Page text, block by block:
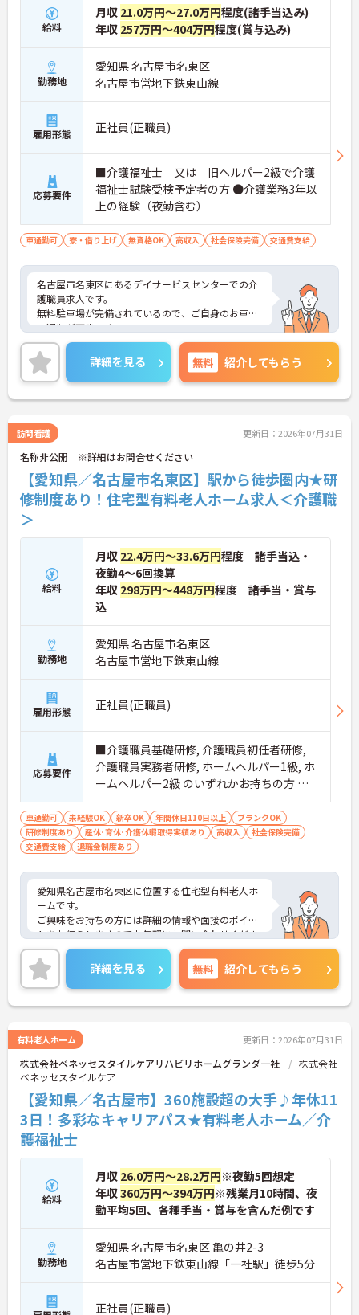
給料
月収 21.0万円～27.0万円程度(諸手当込み)
年収 257万円～404万円程度(賞与込み)
勤務地
愛知県 名古屋市名東区
名古屋市営地下鉄東山線
雇用形態 正社員(正職員)
応募要件
■介護福祉士 又は 旧ヘルパー2級で介護
福祉士試験受検予定者の方 ●介護業務3年以
上の経験（夜勤含む）
車通勤可 寮・借り上げ 無資格OK 高収入 社会保険完備 交通費支給
名古屋市名東区にあるデイサービスセンターでの介
護職員求人です。
無料駐車場が完備されているので、ご自身のお車で
の通勤が可能です。
ご興味のある方はお気軽にお問い合わせ下さいま
せ。
詳細を見る 無料 紹介してもらう
訪問看護 更新日：2026年07月31日
名称非公開 ※詳細はお問合せください
【愛知県／名古屋市名東区】駅から徒歩圏内★研
修制度あり！住宅型有料老人ホーム求人＜介護職
＞
給料
月収 22.4万円～33.6万円程度 諸手当込・
夜勤4～6回換算
年収 298万円～448万円程度 諸手当・賞与
込
勤務地
愛知県 名古屋市名東区
名古屋市営地下鉄東山線
雇用形態 正社員(正職員)
応募要件
■介護職員基礎研修, 介護職員初任者研修,
介護職員実務者研修, ホームヘルパー1級, ホ
ームヘルパー2級 のいずれかお持ちの方 ■
全てのシフト勤務ができる方 ■経験不問
（経験の浅い方や未経験の方も、ご相談く
ださい）
車通勤可 未経験OK 新卒OK 年間休日110日以上
ブランクOK
研修制度あり
産休･育休･介護休暇取得実績あり 高収入
社会保険完備
交通費支給
退職金制度あり
愛知県名古屋市名東区に位置する住宅型有料老人ホ
ームです。
ご興味をお持ちの方には詳細の情報や面接のポイン
トをお伝えしますのでお気軽にお問い合わせくださ
いませ。
詳細を見る 無料 紹介してもらう
有料老人ホーム 更新日：2026年07月31日
株式会社ベネッセスタイルケアリハビリホームグランダ一社
株式会社
ベネッセスタイルケア
【愛知県／名古屋市】360施設超の大手♪年休11
3日！多彩なキャリアパス★有料老人ホーム／介
護福祉士
給料
月収 26.0万円～28.2万円※夜勤5回想定
年収360万円～394万円※残業月10時間、夜
勤平均5回、各種手当・賞与を含んだ例です
勤務地
愛知県 名古屋市名東区 亀の井2-3
名古屋市営地下鉄東山線「一社駅」徒歩5分
正社員(正職員)